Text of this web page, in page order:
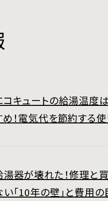
コキュートの給湯温度
め！電気代を節約する
湯器が壊れた！修理と
い「10年の壁」と費用